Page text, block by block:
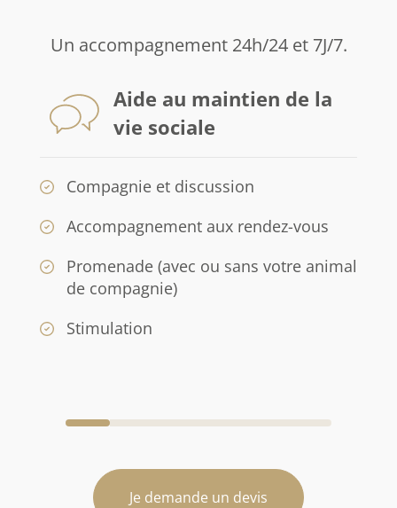
Un accompagnement 24h/24 et 7J/7.
Aide au maintien de la
vie sociale
Compagnie et discussion
Accompagnement aux rendez-vous
Promenade (avec ou sans votre animal
de compagnie)
Stimulation
Je demande un devis